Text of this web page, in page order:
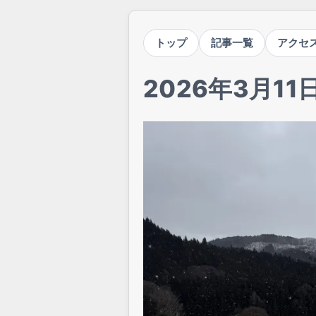
トップ 記事一覧 アクセ
2026年3月11